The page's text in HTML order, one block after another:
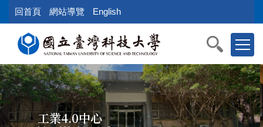
到
內
容
區
回首頁 網站導覽 English
工業4.0中心